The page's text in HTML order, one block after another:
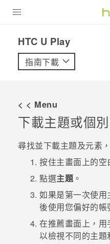
VIVE
優惠專區
焦點訊息
校園專案
企業採購
銷售門市
銷售通路
支援服務
VIVELAND
HTC U Play‎
指南下載
< < Menu
下載主題或個
尋找並下載主題及元素
按住主畫面上的空
點選主題。
如果是第一次使用
後使用您偏好的帳
在推薦畫面上，用
以檢視不同的主